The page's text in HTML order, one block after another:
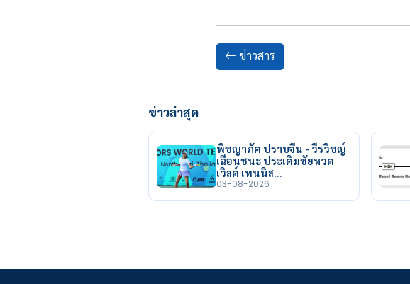
ข่าวสาร
ข่าวล่าสุด
พิชญาภัค ปราบจีน - วีรวิชญ์
เฉือนชนะ ประเดิมชัยหวด
เวิลด์ เทนนิส…
03-08-2026